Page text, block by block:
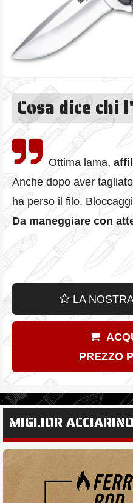
Cosa dice chi
Ottima lama,
Anche dopo aver
ha perso il filo.
Da maneggiare con
LA
PREZZO
MIGLIOR